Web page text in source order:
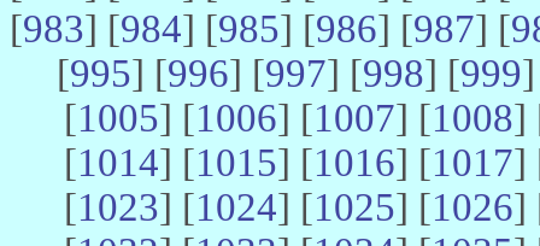
[983] [984] [985] [986] [987] [
[995] [996] [997] [998] [999
[1005] [1006] [1007] [1008]
[1014] [1015] [1016] [1017]
[1023] [1024] [1025] [1026]